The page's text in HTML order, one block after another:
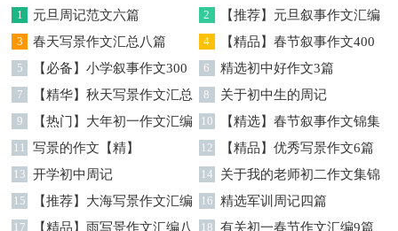
1 元旦周记范文六篇 2
【推荐】元旦叙事作文汇编
8篇
3 春天写景作文汇总八篇 4
【精品】春节叙事作文400
字四篇
5
【必备】小学叙事作文300
字4篇
6 精选初中好作文3篇
7
【精华】秋天写景作文汇总
八篇
8 关于初中生的周记
9
【热门】大年初一作文汇编
8篇
10
【精选】春节叙事作文锦集
10篇
11 写景的作文【精】 12 【精品】优秀写景作文6篇
13 开学初中周记 14
关于我的老师初二作文集锦
六篇
15
【推荐】大海写景作文汇编
9篇
16 精选军训周记四篇
17 【精品】雨写景作文汇编八 18 有关初一春节作文汇编9篇